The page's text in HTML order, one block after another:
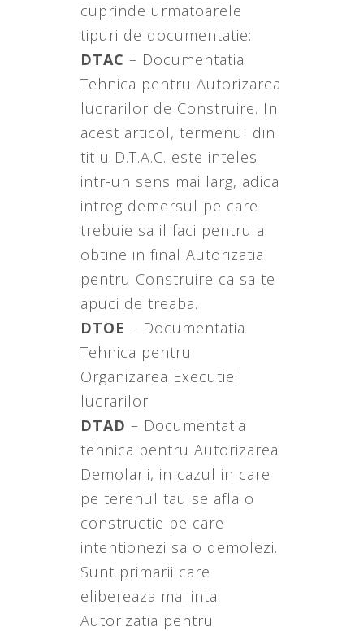
cuprinde urmatoarele
tipuri de documentatie:
DTAC – Documentatia
Tehnica pentru Autorizarea
lucrarilor de Construire. In
acest articol, termenul din
titlu D.T.A.C. este inteles
intr-un sens mai larg, adica
intreg demersul pe care
trebuie sa il faci pentru a
obtine in final Autorizatia
pentru Construire ca sa te
apuci de treaba.
DTOE – Documentatia
Tehnica pentru
Organizarea Executiei
lucrarilor
DTAD – Documentatia
tehnica pentru Autorizarea
Demolarii, in cazul in care
pe terenul tau se afla o
constructie pe care
intentionezi sa o demolezi.
Sunt primarii care
elibereaza mai intai
Autorizatia pentru